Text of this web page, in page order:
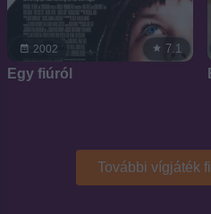
2002 7.1
Egy fiúról
További vígjáték